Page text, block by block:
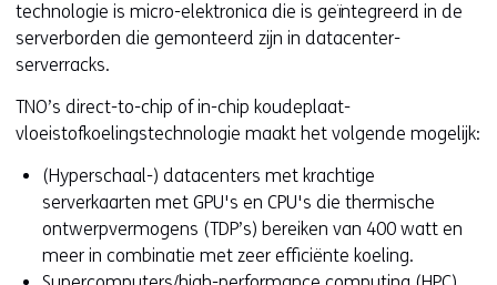
technologie is micro-elektronica die is geïntegreerd in de
serverborden die gemonteerd zijn in datacenter-
serverracks.
TNO’s direct-to-chip of in-chip koudeplaat-
vloeistofkoelingstechnologie maakt het volgende mogelijk:
(Hyperschaal-) datacenters met krachtige
serverkaarten met GPU's en CPU's die thermische
ontwerpvermogens (TDP’s) bereiken van 400 watt en
meer in combinatie met zeer efficiënte koeling.